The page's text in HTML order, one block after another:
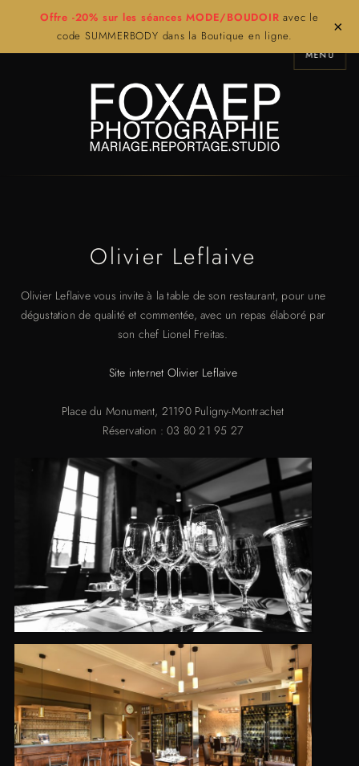
Offre -20% sur les séances MODE/BOUDOIR avec le
code SUMMERBODY dans la Boutique en ligne.
×
MENU
Olivier Leflaive
Olivier Leflaive vous invite à la table de son restaurant, pour une
dégustation de qualité et commentée, avec un repas élaboré par
son chef Lionel Freitas.
Site internet Olivier Leflaive
Place du Monument, 21190 Puligny-Montrachet
Réservation : 03 80 21 95 27